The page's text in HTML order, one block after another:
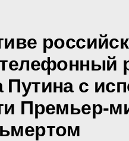
Путина с
Премьер-